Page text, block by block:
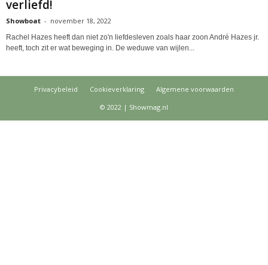
verliefd!
Showboat - november 18, 2022
Rachel Hazes heeft dan niet zo'n liefdesleven zoals haar zoon André Hazes jr.
heeft, toch zit er wat beweging in. De weduwe van wijlen...
Privacybeleid Cookieverklaring
Algemene voorwaarden
© 2022 | Showmag.nl